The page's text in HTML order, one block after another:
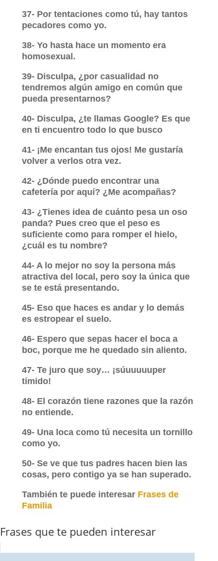
37- Por tentaciones como tú, hay tantos
pecadores como yo.
38- Yo hasta hace un momento era
homosexual.
39- Disculpa, ¿por casualidad no
tendremos algún amigo en común que
pueda presentarnos?
40- Disculpa, ¿te llamas Google? Es que
en ti encuentro todo lo que busco
41- ¡Me encantan tus ojos! Me gustaría
volver a verlos otra vez.
42- ¿Dónde puedo encontrar una
cafetería por aquí? ¿Me acompañas?
43- ¿Tienes idea de cuánto pesa un oso
panda? Pues creo que el peso es
suficiente como para romper el hielo,
¿cuál es tu nombre?
44- A lo mejor no soy la persona más
atractiva del local, pero soy la única que
se te está presentando.
45- Eso que haces es andar y lo demás
es estropear el suelo.
46- Espero que sepas hacer el boca a
boc, porque me he quedado sin aliento.
47- Te juro que soy… ¡súuuuuuper
tímido!
48- El corazón tiene razones que la razón
no entiende.
49- Una loca como tú necesita un tornillo
como yo.
50- Se ve que tus padres hacen bien las
cosas, pero contigo ya se han superado.
También te puede interesar Frases de
Familia
Frases que te pueden interesar